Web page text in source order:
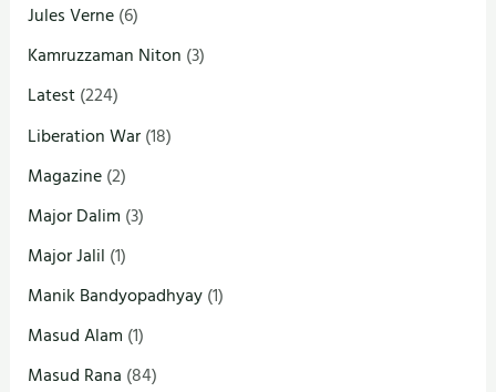
Jules Verne(6)
Kamruzzaman Niton (3)
Latest(224)
Liberation War(18)
Magazine(2)
Major Dalim (3)
Major Jalil (1)
Manik Bandyopadhyay(1)
Masud Alam (1)
Masud Rana (84)